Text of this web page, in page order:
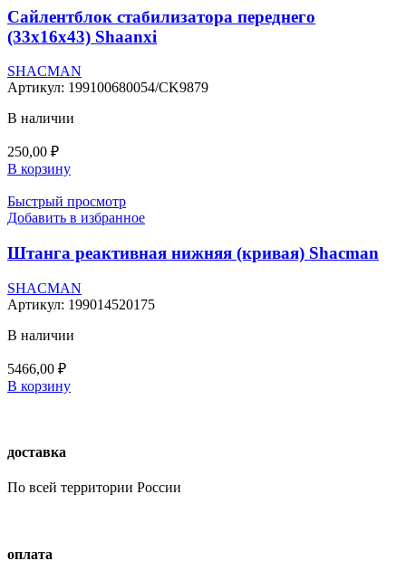
Сайлентблок стабилизатора переднего
(33х16х43) Shaanxi
SHACMAN
Артикул: 199100680054/CK9879
В наличии
250,00 ₽
В корзину
Быстрый просмотр
Добавить в избранное
Штанга реактивная нижняя (кривая) Shacman
SHACMAN
Артикул: 199014520175
В наличии
5466,00 ₽
В корзину
доставка
По всей территории России
оплата